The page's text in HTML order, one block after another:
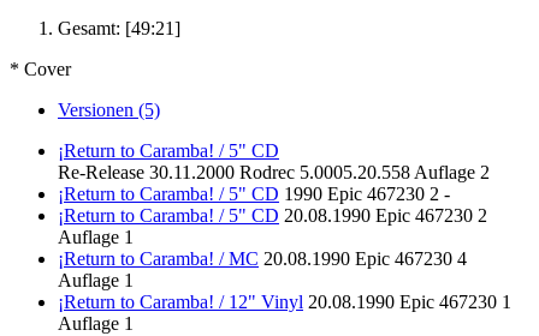
Gesamt: [49:21]
* Cover
Versionen (5)
¡Return to Caramba! / 5" CD
Re-Release 30.11.2000 Rodrec 5.0005.20.558 Auflage 2
¡Return to Caramba! / 5" CD 1990 Epic 467230 2 -
¡Return to Caramba! / 5" CD 20.08.1990 Epic 467230 2
Auflage 1
¡Return to Caramba! / MC 20.08.1990 Epic 467230 4
Auflage 1
¡Return to Caramba! / 12" Vinyl 20.08.1990 Epic 467230 1
Auflage 1